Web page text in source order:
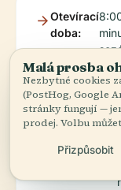
Otevírací
doba:
Vstupenky:
Malá prosba
Nezbytné cookies
(PostHog, Google
stránky fungují —
prodej. Volbu
Přizpůsobit